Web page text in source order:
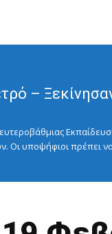
– Ξεκίνησαν
Οι υποψήφιοι πρέπει